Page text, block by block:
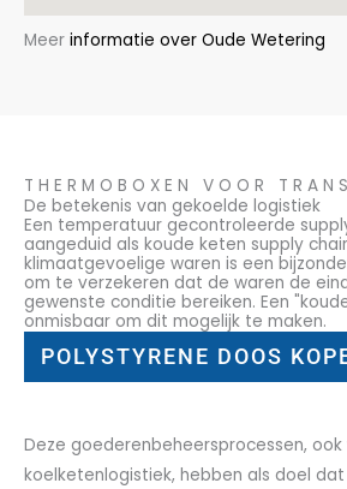
Meer informatie over Oude Wetering
THERMOBOXEN VOOR
De betekenis van gekoelde logistiek
Een temperatuur gecontroleerde
aangeduid als koude keten supply
klimaatgevoelige waren is een
om te verzekeren dat de waren de
gewenste conditie bereiken. Een
onmisbaar om dit mogelijk te maken.
POLYSTYRENE DOOS
Deze goederenbeheersprocessen, ook
koelketenlogistiek, hebben als doel